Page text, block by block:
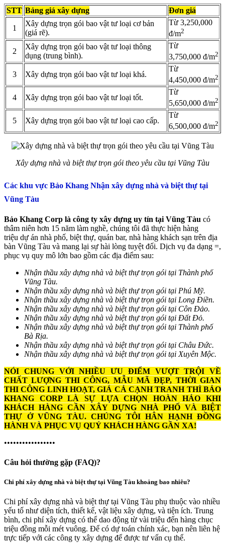
STT Bảng giá xây dựng Đơn giá
1
Xây dựng trọn gói bao vật tư loại cơ bản
(giá rẽ).
Từ 3,250,000
đ/m2
2
Xây dựng trọn gói bao vật tư loại thông
dụng (trung bình).
Từ
3,750,000 đ/m2
3 Xây dựng trọn gói bao vật tư loại khá.
Từ
4,450,000 đ/m2
4 Xây dựng trọn gói bao vật tư loại tốt.
Từ
5,650,000 đ/m2
5 Xây dựng trọn gói bao vật tư loại cao cấp.
Từ
6,500,000 đ/m2
Xây dựng nhà và biệt thự trọn gói theo yêu cầu tại Vũng Tàu
Các khu vực Bảo Khang Nhận xây dựng nhà và biệt thự tại
Vũng Tàu
Bảo Khang Corp là công ty xây dựng uy tín tại Vũng Tàu có
thâm niên hơn 15 năm làm nghề, chúng tôi đã thực hiện hàng
triệu dự án nhà phố, biệt thự, quán bar, nhà hàng khách sạn trên địa
bàn Vũng Tàu và mang lại sự hài lòng tuyệt đối. Dịch vụ đa dạng =,
phục vụ quy mô lớn bao gồm các địa điểm sau:
Nhận thầu xây dựng nhà và biệt thự trọn gói tại Thành phố
Vũng Tàu.
Nhận thầu xây dựng nhà và biệt thự trọn gói tại Phú Mỹ.
Nhận thầu xây dựng nhà và biệt thự trọn gói tại Long Điền.
Nhận thầu xây dựng nhà và biệt thự trọn gói tại Côn Đảo.
Nhận thầu xây dựng nhà và biệt thự trọn gói tại Đất Đỏ.
Nhận thầu xây dựng nhà và biệt thự trọn gói tại Thành phố
Bà Rịa.
Nhận thầu xây dựng nhà và biệt thự trọn gói tại Châu Đức.
Nhận thầu xây dựng nhà và biệt thự trọn gói tại Xuyên Mộc.
NÓI CHUNG VỚI NHIỀU ƯU ĐIỂM VƯỢT TRỘI VỀ
CHẤT LƯỢNG THI CÔNG, MẪU MÃ ĐẸP, THỜI GIAN
THI CÔNG LINH HOẠT, GIÁ CẢ CẠNH TRANH THÌ BẢO
KHANG CORP LÀ SỰ LỰA CHỌN HOÀN HẢO KHI
KHÁCH HÀNG CẦN XÂY DỰNG NHÀ PHỐ VÀ BIỆT
THỰ Ở VŨNG TÀU. CHÚNG TÔI HÂN HẠNH ĐỒNG
HÀNH VÀ PHỤC VỤ QUÝ KHÁCH HÀNG GẦN XA!
•••••••••••••••••
Câu hỏi thường gặp (FAQ)?
Chi phí xây dựng nhà và biệt thự tại Vũng Tàu khoảng bao nhiêu?
Chi phí xây dựng nhà và biệt thự tại Vũng Tàu phụ thuộc vào nhiều
yếu tố như diện tích, thiết kế, vật liệu xây dựng, và tiện ích. Trung
bình, chi phí xây dựng có thể dao động từ vài triệu đến hàng chục
triệu đồng mỗi mét vuông. Để có dự toán chính xác, bạn nên liên hệ
trực tiếp với các công ty xây dựng để được tư vấn cụ thể.